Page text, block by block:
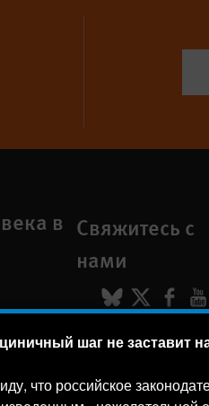
шаг не заставит
что российское
в Свяжитесь с
нами
BlueSky
X
© 2026 Human Rights